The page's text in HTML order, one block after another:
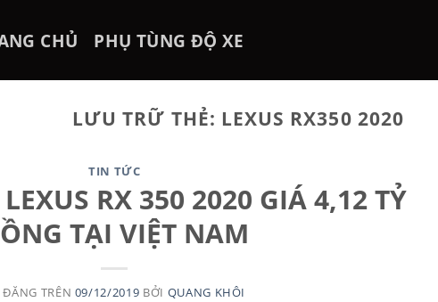
CHỦ PHỤ TÙNG ĐỘ XE
LƯU TRỮ THẺ: LEXUS RX350 2020
TIN TỨC
RX 350 2020 GIÁ 4,12 TỶ
TẠI VIỆT NAM
TRÊN 09/12/2019 BỞI QUANG KHÔI